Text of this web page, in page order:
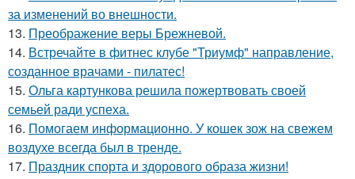
за изменений во внешности.
13. Преображение веры Брежневой.
14. Встречайте в фитнес клубе "Триумф" направление,
созданное врачами - пилатес!
15. Ольга картункова решила пожертвовать своей
семьей ради успеха.
16. Помогаем информационно. У кошек зож на свежем
воздухе всегда был в тренде.
17. Праздник спорта и здорового образа жизни!